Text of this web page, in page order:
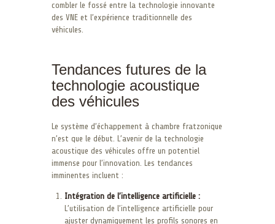
combler le fossé entre la technologie innovante
des VNE et l’expérience traditionnelle des
véhicules.
Tendances futures de la
technologie acoustique
des véhicules
Le système d’échappement à chambre fratzonique
n’est que le début. L’avenir de la technologie
acoustique des véhicules offre un potentiel
immense pour l’innovation. Les tendances
imminentes incluent :
Intégration de l’intelligence artificielle :
L’utilisation de l’intelligence artificielle pour
ajuster dynamiquement les profils sonores en